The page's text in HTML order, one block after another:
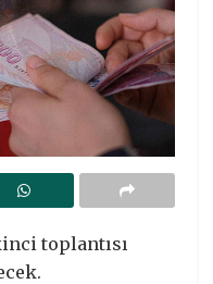
toplantısı